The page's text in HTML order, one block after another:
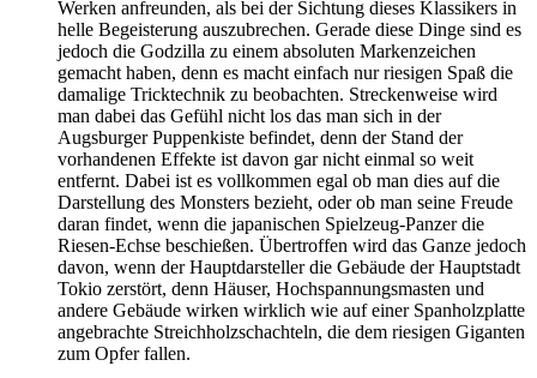
Werken anfreunden, als bei der Sichtung dieses Klassikers in
helle Begeisterung auszubrechen. Gerade diese Dinge sind es
jedoch die Godzilla zu einem absoluten Markenzeichen
gemacht haben, denn es macht einfach nur riesigen Spaß die
damalige Tricktechnik zu beobachten. Streckenweise wird
man dabei das Gefühl nicht los das man sich in der
Augsburger Puppenkiste befindet, denn der Stand der
vorhandenen Effekte ist davon gar nicht einmal so weit
entfernt. Dabei ist es vollkommen egal ob man dies auf die
Darstellung des Monsters bezieht, oder ob man seine Freude
daran findet, wenn die japanischen Spielzeug-Panzer die
Riesen-Echse beschießen. Übertroffen wird das Ganze jedoch
davon, wenn der Hauptdarsteller die Gebäude der Hauptstadt
Tokio zerstört, denn Häuser, Hochspannungsmasten und
andere Gebäude wirken wirklich wie auf einer Spanholzplatte
angebrachte Streichholzschachteln, die dem riesigen Giganten
zum Opfer fallen.